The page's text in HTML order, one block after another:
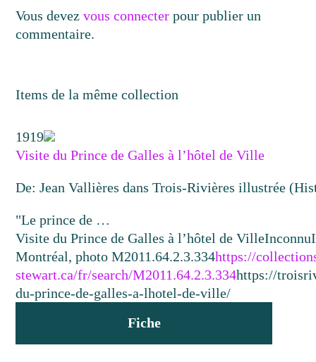
Vous devezvous connecter pour publier un
commentaire.
Items de la même collection
1919
Visite du Prince de Galles à l’hôtel de Ville
De: Jean Vallières dans Trois-Rivières illustrée
"Le prince de …
Visite du Prince de Galles à l’hôtel de VilleInconnu
Montréal, photo M2011.64.2.3.334https://
stewart.ca/fr/search/M2011.64.2.3.334https://
du-prince-de-galles-a-lhotel-de-ville/
Fiche